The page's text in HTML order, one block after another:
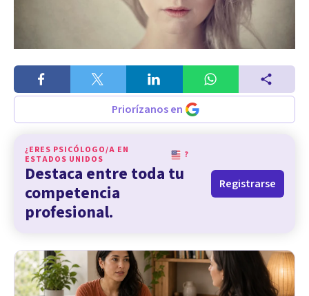
Priorízanos en
¿ERES PSICÓLOGO/A EN
ESTADOS UNIDOS
?
Destaca entre toda tu
competencia
profesional.
Registrarse